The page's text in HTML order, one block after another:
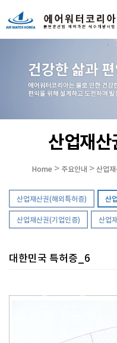
산업재산
Home > 주요안내 > 산업재
산업재산권(해외특허증) 산
산업재산권(기업인증) 산업
대한민국 특허증_6